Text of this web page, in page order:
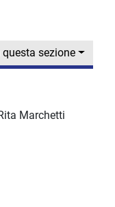
questa sezione
Marchetti